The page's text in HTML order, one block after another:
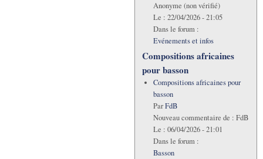
Anonyme (non vérifié)
Le : 22/04/2026 - 21:05
Dans le forum :
Evénements et infos
Compositions africaines
pour basson
Compositions africaines pour
basson
ParFdB
Nouveau commentaire de : FdB
Le : 06/04/2026 - 21:01
Dans le forum :
Basson